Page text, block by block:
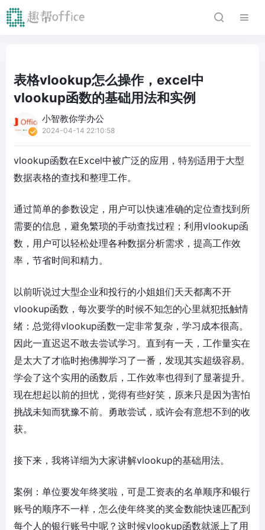
表格vlookup怎么操作，excel中
vlookup函数的基础用法和实例
小智教你学办公
2024-04-14 22:10:58
vlookup函数在Excel中被广泛的应用，特别适用于大型
数据表格的查找和整理工作。
通过简单的参数设定，用户可以快速准确的定位查找到所
需要的信息，避免繁琐的手动查找过程；利用vlookup函
数，用户可以轻松处理各种数据分析需求，提高工作效
率，节省时间和精力。
以前听说过大型企业和投行的小姐姐们天天都离不开
vlookup函数，每次要学的时候不知怎的心里就犯抵触情
绪：总觉得vlookup函数一定非常复杂，学习成本很高。
因此一直迟迟不敢去尝试学习。直到有一天，工作量实在
是太大了才临时抱佛脚学习了一番，发现其实超级容易。
学会了这个实用的函数后，工作效率也得到了显著提升。
现在想起以前的担忧，觉得有些好笑，原来只是因为害怕
挑战未知而犹豫不前。勇敢尝试，或许会有意想不到的收
获。
接下来，我将详细为大家讲解vlookup的基础用法。
案例：单位要发年终奖啦，可是工资表的名单顺序和银行
账号的顺序不一样，怎么使年终奖的奖金数能快速匹配到
每个人的银行账号中呢？这时候vlookup函数就派上了用